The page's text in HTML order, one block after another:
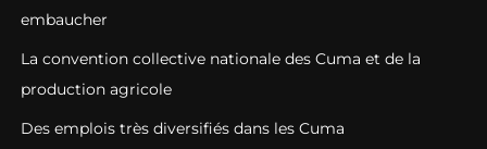
embaucher
La convention collective nationale des Cuma et de la
production agricole
Des emplois très diversifiés dans les Cuma